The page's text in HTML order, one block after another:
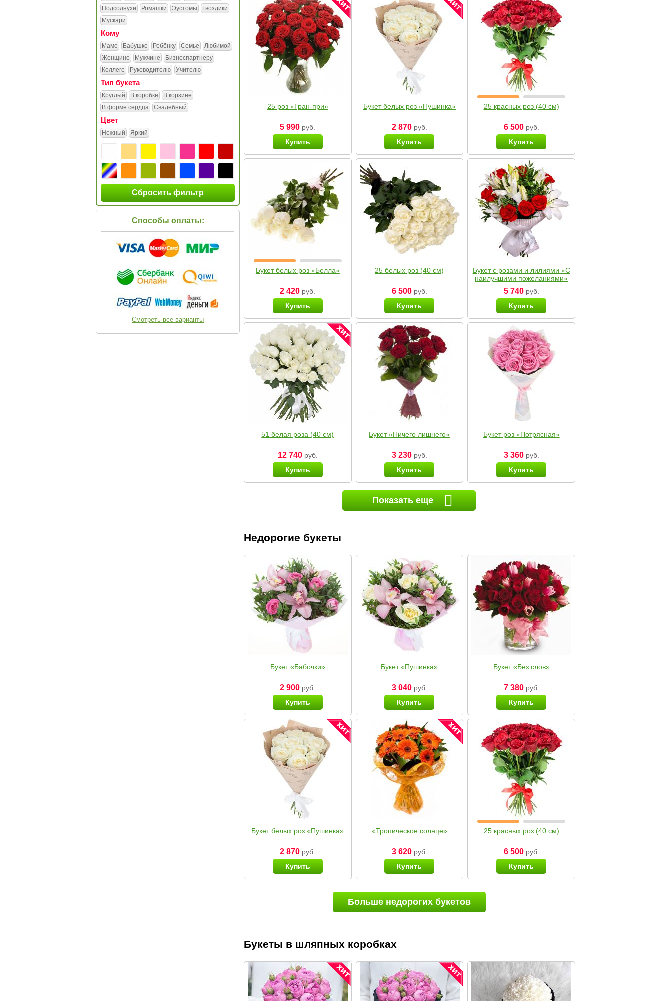
Подсолнухи
Ромашки Эустомы
Гвоздики
Мускари
Кому
Маме Бабушке Ребёнку Семье
Любимой
Женщине
Мужчине
Бизнеспартнеру
Коллеге
Руководителю Учителю
Тип букета
Круглый В коробке
В корзине
В форме сердца
Свадебный
Цвет
Нежный Яркий
Сбросить фильтр
Способы оплаты:
Смотреть все варианты
25 роз «Гран-при»
5 990 руб.
Купить
Букет белых роз «Пушинка»
2 870руб.
Купить
25 красных роз (40 см)
6 500руб.
Купить
Букет белых роз «Белла»
2 420 руб.
Купить
25 белых роз (40 см)
6 500руб.
Купить
Букет с розами и лилиями «С
наилучшими пожеланиями»
5 740руб.
Купить
51 белая роза (40 см)
12 740руб.
Купить
Букет «Ничего лишнего»
3 230руб.
Купить
Букет роз «Потрясная»
3 360руб.
Купить
Показать еще
Недорогие букеты
Букет «Бабочки»
2 900 руб.
Купить
Букет «Пушинка»
3 040руб.
Купить
Букет «Без слов»
7 380руб.
Купить
Букет белых роз «Пушинка»
2 870 руб.
Купить
«Тропическое солнце»
3 620руб.
Купить
25 красных роз (40 см)
6 500руб.
Купить
Больше недорогих букетов
Букеты в шляпных коробках